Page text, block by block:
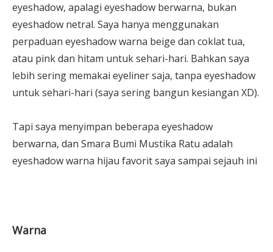
eyeshadow, apalagi eyeshadow berwarna, bukan
eyeshadow netral. Saya hanya menggunakan
perpaduan eyeshadow warna beige dan coklat tua,
atau pink dan hitam untuk sehari-hari. Bahkan saya
lebih sering memakai eyeliner saja, tanpa eyeshadow
untuk sehari-hari (saya sering bangun kesiangan XD).
Tapi saya menyimpan beberapa eyeshadow
berwarna, dan Smara Bumi Mustika Ratu adalah
eyeshadow warna hijau favorit saya sampai sejauh ini
Warna